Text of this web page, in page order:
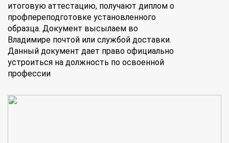
итоговую аттестацию, получают диплом о
профпереподготовке установленного
образца. Документ высылаем во
Владимире почтой или службой доставки.
Данный документ дает право официально
устроиться на должность по освоенной
профессии